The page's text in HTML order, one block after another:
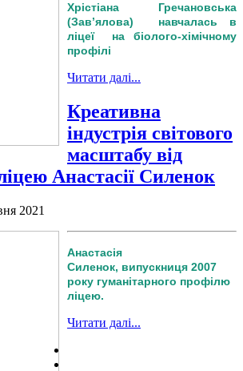
Хрістіана Гречановська
(Зав’ялова) навчалась в
ліцеї на біолого-хімічному
профілі
Читати далі...
Креативна
індустрія світового
масштабу від
Анастасії Силенок
2021
Анастасія
Силенок, випускниця 2007
року гуманітарного профілю
ліцею.
Читати далі...